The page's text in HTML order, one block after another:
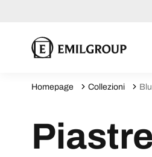
Homepage Collezioni Blu